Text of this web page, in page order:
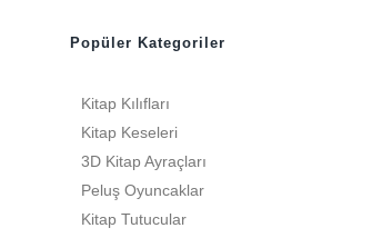
Popüler Kategoriler
Kitap Kılıfları
Kitap Keseleri
3D Kitap Ayraçları
Peluş Oyuncaklar
Kitap Tutucular